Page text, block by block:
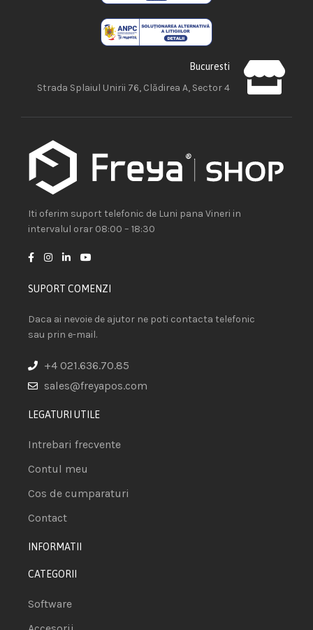
Bucuresti
Strada Splaiul Unirii 76, Clădirea A, Sector 4
Iti oferim suport telefonic de Luni pana Vineri in
intervalul orar 08:00 – 18:30
SUPORT COMENZI
Daca ai nevoie de ajutor ne poti contacta telefonic
sau prin e-mail.
+4 021.636.70.85
sales@freyapos.com
LEGATURI UTILE
Intrebari frecvente
Contul meu
Cos de cumparaturi
Contact
INFORMATII
CATEGORII
Software